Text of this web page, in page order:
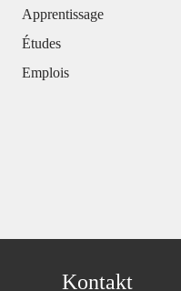
Apprentissage
Études
Emplois
Kontakt